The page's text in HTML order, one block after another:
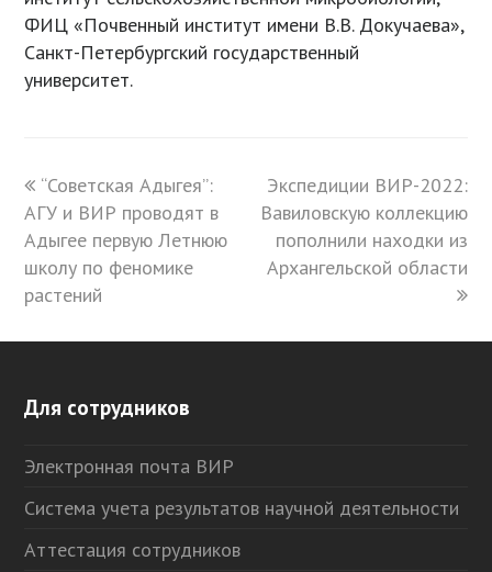
ФИЦ «Почвенный институт имени В.В. Докучаева»,
Санкт-Петербургский государственный
университет.
previous
post:
“Советская Адыгея”:
АГУ и ВИР проводят в
Адыгее первую Летнюю
школу по феномике
растений
next
post:
Экспедиции ВИР-2022:
Вавиловскую коллекцию
пополнили находки из
Архангельской области
Для сотрудников
Электронная почта ВИР
Система учета результатов научной деятельности
Аттестация сотрудников